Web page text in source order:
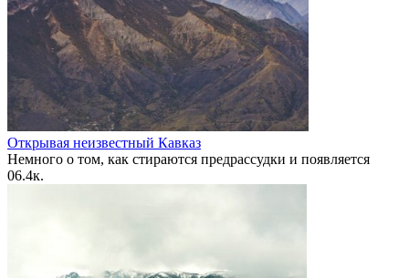
Открывая неизвестный Кавказ
Немного о том, как стираются предрассудки и появляется
06.4к.